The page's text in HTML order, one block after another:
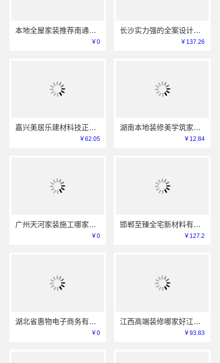
本地全屋家装推荐南通宏域全宅装饰建材有限公司
￥0
长沙实力强的全案设计创益讯建筑有限公司口碑保障
￥137.26
嘉兴美居乐建材科技正规新房装修收费
￥62.05
湖南本地装修美学筑家新房装修省心又省力
￥12.84
广州天河家装施工哪家专业新房？精匠饰家值得推荐
￥0
邯郸至臻全宅新材料有限公司，武安焕新至臻打造零醛理想居所
￥127.2
湖北省惠物电子商务有限公司便宜数码家电平台好不好
￥0
江西高端装修哪家好江西圣匠新型环保全屋整装服务
￥93.83